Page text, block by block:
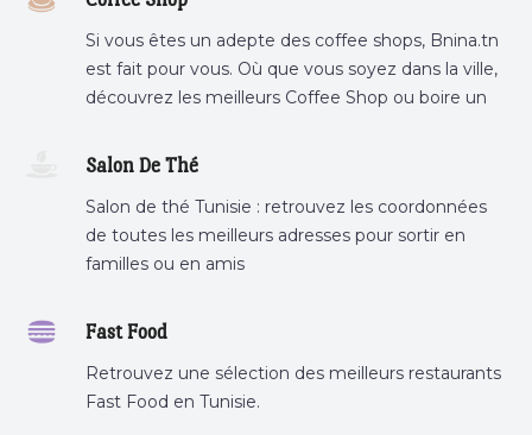
Si vous êtes un adepte des coffee shops, Bnina.tn
est fait pour vous. Où que vous soyez dans la ville,
découvrez les meilleurs Coffee Shop ou boire un
Salon De Thé
Salon de thé Tunisie : retrouvez les coordonnées
de toutes les meilleurs adresses pour sortir en
familles ou en amis
Fast Food
Retrouvez une sélection des meilleurs restaurants
Fast Food en Tunisie.